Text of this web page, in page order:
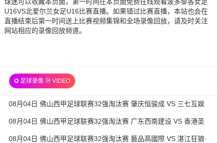
U16VS北爱尔兰女足U16比赛直播。如果错过比赛直播，本站也会在
直播结束后第一时间送上比赛视频集锦和全场录像回放，请及时关注
网站相应的录像回放频道。
✪ 足球录像 ㉔ VIDEO
08月04日 佛山西甲足球联赛32强淘汰赛 肇庆恒骏成 VS 三七互娱
全场录像
08月04日 佛山西甲足球联赛32强淘汰赛 广东西南建设 VS 香港圣
徒 全场录像
08月04日 佛山西甲足球联赛32强淘汰赛 藝品高國際 VS 湛江狂狼·